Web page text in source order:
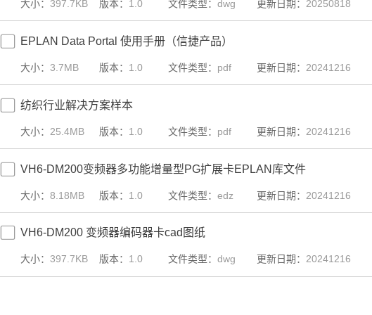
大小：397.7KB 版本： 1.0 文件类型：dwg 更新日期： 20250818
EPLAN Data Portal 使用手册（信捷产品）
大小：3.7MB 版本： 1.0 文件类型： pdf 更新日期： 20241216
纺织行业解决方案样本
大小： 25.4MB 版本： 1.0 文件类型： pdf 更新日期： 20241216
VH6-DM200变频器多功能增量型PG扩展卡EPLAN库文件
大小：8.18MB 版本： 1.0 文件类型：edz 更新日期： 20241216
VH6-DM200 变频器编码器卡cad图纸
大小：397.7KB 版本： 1.0 文件类型：dwg 更新日期：20241216